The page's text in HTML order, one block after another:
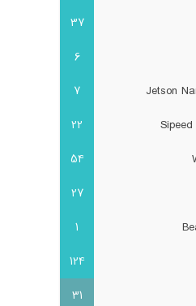
37
6
7
22
54
27
1
124
31